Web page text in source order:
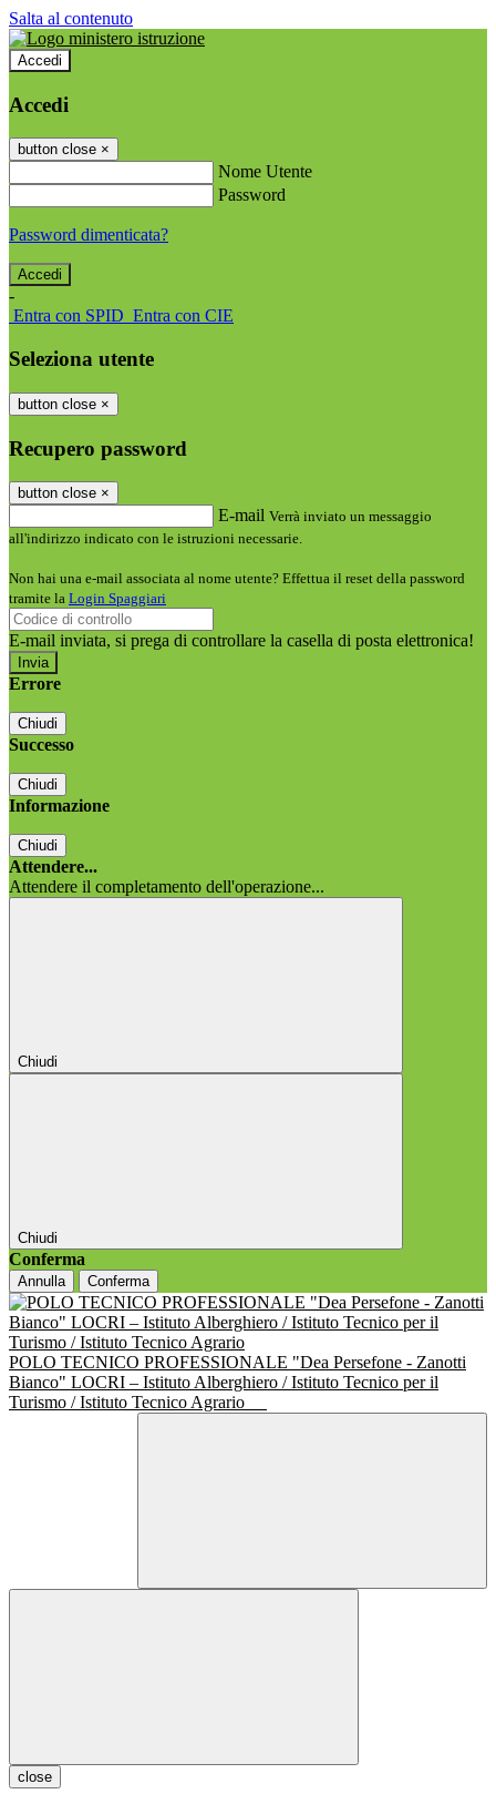
Salta al contenuto
Accedi
Accedi
button close ×
Nome Utente
Password
Password dimenticata?
-
Entra con SPID Entra con CIE
Seleziona utente
button close ×
Recupero password
button close ×
E-mail Verrà inviato un messaggio
all'indirizzo indicato con le istruzioni necessarie.
Non hai una e-mail associata al nome utente? Effettua il reset della password
tramite la Login Spaggiari
E-mail inviata, si prega di controllare la casella di posta elettronica!
Errore
Chiudi
Successo
Chiudi
Informazione
Chiudi
Attendere...
Attendere il completamento dell'operazione...
Chiudi
Chiudi
Conferma
Annulla Conferma
POLO TECNICO PROFESSIONALE "Dea Persefone - Zanotti
Bianco" LOCRI – Istituto Alberghiero / Istituto Tecnico per il
Turismo / Istituto Tecnico Agrario
close